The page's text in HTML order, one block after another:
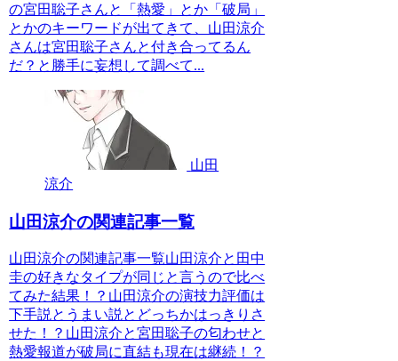
の宮田聡子さんと「熱愛」とか「破局」
とかのキーワードが出てきて、山田涼介
さんは宮田聡子さんと付き合ってるん
だ？と勝手に妄想して調べて...
山田
涼介
山田涼介の関連記事一覧
山田涼介の関連記事一覧山田涼介と田中
圭の好きなタイプが同じと言うので比べ
てみた結果！？山田涼介の演技力評価は
下手説とうまい説とどっちかはっきりさ
せた！？山田涼介と宮田聡子の匂わせと
熱愛報道が破局に直結も現在は継続！？